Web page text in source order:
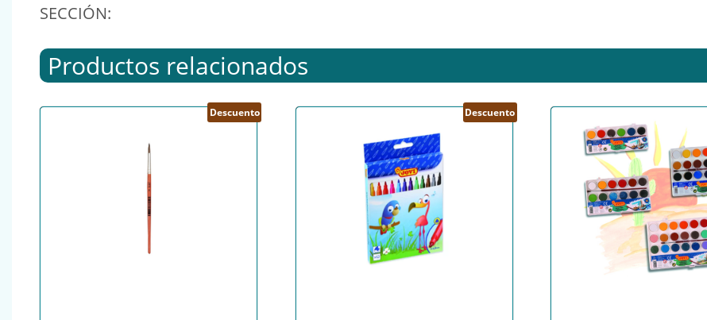
SECCIÓN:
Productos relacionados
Descuento Descuento